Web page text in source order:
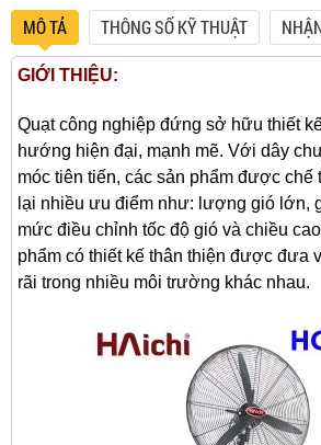
MÔ TẢ THÔNG SỐ KỸ THUẬT
GIỚI THIỆU:
Quạt công nghiệp đứng sở hữu thiết
hướng hiện đại, mạnh mẽ. Với dây
móc tiên tiến, các sản phẩm được chế
lại nhiều ưu điểm như: lượng gió lớn,
mức điều chỉnh tốc độ gió và chiều
phẩm có thiết kế thân thiện được đưa
rãi trong nhiều môi trường khác nhau.